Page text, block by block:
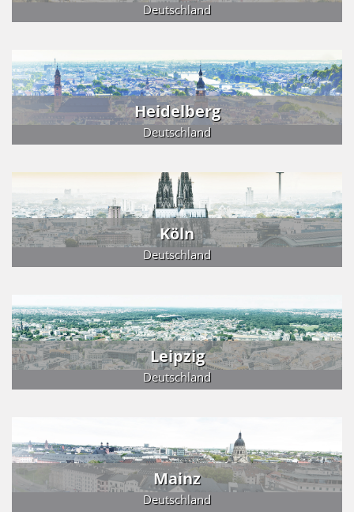
Deutschland
Heidelberg
Deutschland
Köln
Deutschland
Leipzig
Deutschland
Mainz
Deutschland